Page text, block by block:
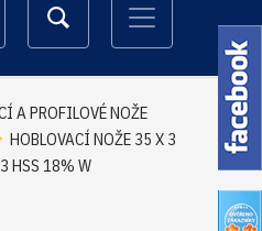
A PROFILOVÉ NOŽE
HOBLOVACÍ NOŽE 35 X 3
HSS 18% W